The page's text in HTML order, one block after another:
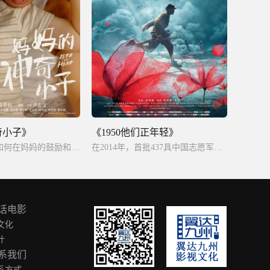
子》 《1950他们正年轻》
电影
化
我们